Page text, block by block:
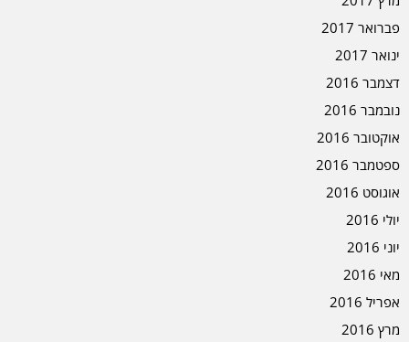
פברואר 2017
ינואר 2017
דצמבר 2016
נובמבר 2016
אוקטובר 2016
ספטמבר 2016
אוגוסט 2016
יולי 2016
יוני 2016
מאי 2016
אפריל 2016
מרץ 2016